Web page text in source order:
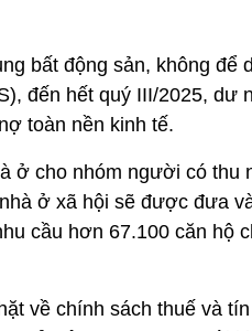
bất động sản, không để
đến hết quý III/2025, dư
toàn nền kinh tế.
ở cho nhóm người có thu
ở xã hội sẽ được đưa
cầu hơn 67.100 căn hộ
về chính sách thuế và tín